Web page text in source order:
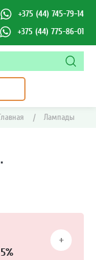
+375 (44) 745-79-14
+375 (44) 775-86-01
| Лампады
·